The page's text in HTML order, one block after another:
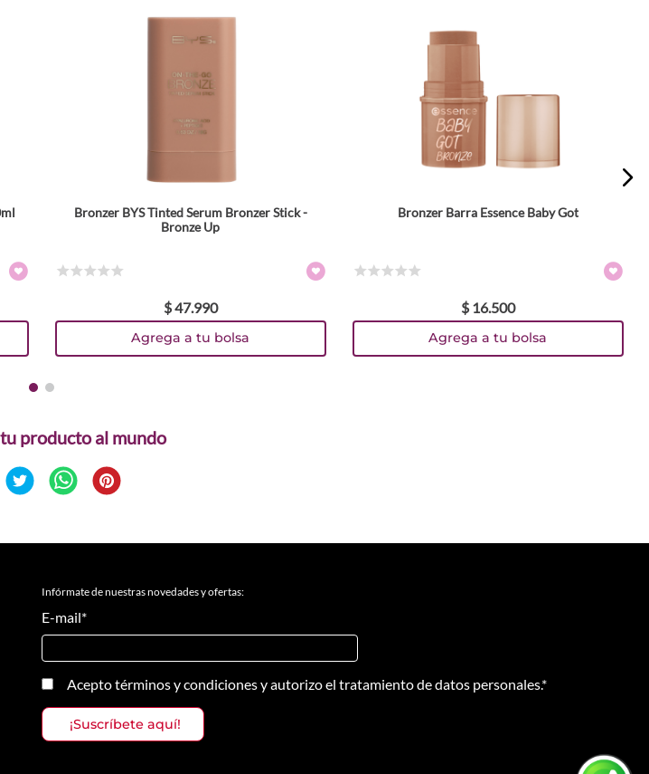
Bronzer BYS Tinted Serum Bronzer Stick -
Bronze Up
$47.990
Agrega a tu bolsa
Tamaño
Bronzer Barra Essence Baby Got
$ 16.500
Agrega a tu bolsa
Infórmate de nuestras novedades y ofertas:
E-mail*
Aceptotérminos y condicionesyautorizo el tratamiento de datos personales.*